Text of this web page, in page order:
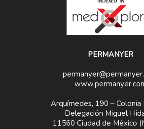
PERMANYER
Arquímedes, 190 – Colonia
Delegación Miguel
11560 Ciudad de México